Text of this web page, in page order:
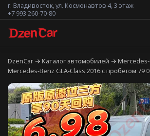
г. Владивосток, ул. Космонавтов 4, 3 этаж
+7 993 260-70-80
DzenCar Каталог автомобилей
Mercedes-Benz GLA-Class 2016 с пробегом 79